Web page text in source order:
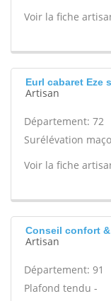
Voir la fiche
Eurl cabaret Eze
Artisan
Département: 72
Surélévation
Voir la fiche
Conseil confort
Artisan
Département: 91
Plafond tendu -